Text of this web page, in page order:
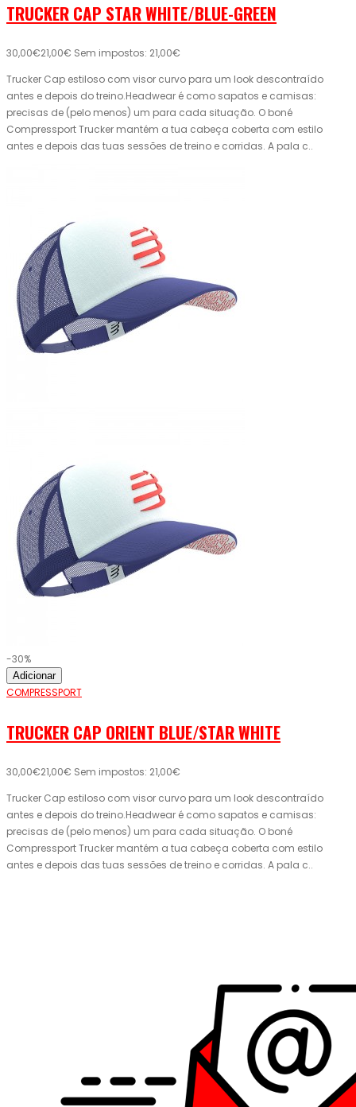
TRUCKER CAP STAR WHITE/BLUE-GREEN
30,00€21,00€ Sem impostos: 21,00€
Trucker Cap estiloso com visor curvo para um look descontraído
antes e depois do treino.Headwear é como sapatos e camisas:
precisas de (pelo menos) um para cada situação. O boné
Compressport Trucker mantém a tua cabeça coberta com estilo
antes e depois das tuas sessões de treino e corridas. A pala c..
-30%
Adicionar
COMPRESSPORT
TRUCKER CAP ORIENT BLUE/STAR WHITE
30,00€21,00€ Sem impostos: 21,00€
Trucker Cap estiloso com visor curvo para um look descontraído
antes e depois do treino.Headwear é como sapatos e camisas:
precisas de (pelo menos) um para cada situação. O boné
Compressport Trucker mantém a tua cabeça coberta com estilo
antes e depois das tuas sessões de treino e corridas. A pala c..